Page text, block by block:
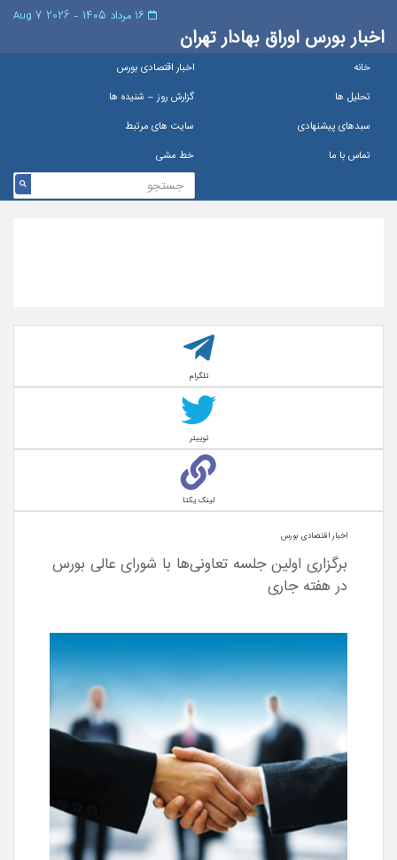
اخبار بورس اوراق بهادار تهران
خانه
اخبار اقتصادی بورس
تحلیل ها
گزارش روز – شنيده ها
سبدهای پیشنهادی
سایت های مرتبط
تماس با ما
خط مشی
تلگرام
توییتر
لینک یکتا
اخبار اقتصادی بورس
برگزاری اولین جلسه تعاونی‌ها با شورای عالی بورس
در هفته جاری